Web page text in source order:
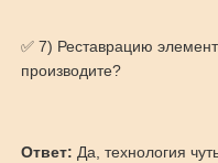
✅ 7) Реставрацию
производите?
Ответ: Да, технология